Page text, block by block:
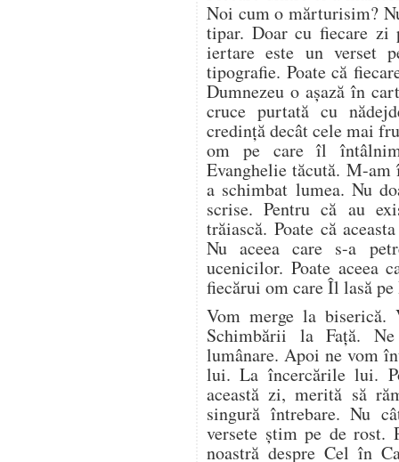
Noi cum o mărturisim?
tipar. Doar cu fiecare zi
iertare este un verset
tipografie. Poate că
Dumnezeu o așază în
cruce purtată cu
credință decât cele mai
om pe care îl
Evanghelie tăcută. M-am
a schimbat lumea. Nu
scrise. Pentru că au
trăiască. Poate că
Nu aceea care s-a
ucenicilor. Poate aceea
fiecărui om care Îl lasă
Vom merge la biserică.
Schimbării la Față.
lumânare. Apoi ne vom
lui. La încercările lui.
această zi, merită să
singură întrebare. Nu
versete știm pe de rost.
noastră despre Cel în